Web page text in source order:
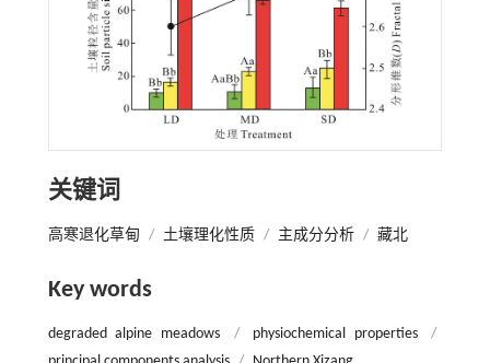
关键词
高寒退化草甸 / 土壤理化性质 / 主成分分析 / 藏北
Key words
degraded alpine meadows / physiochemical properties
/